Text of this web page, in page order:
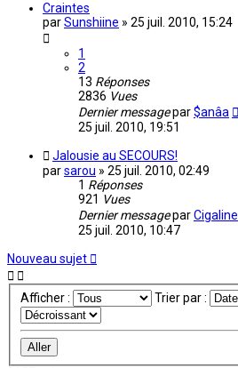
Craintes
parSunshiine » 25 juil. 2010, 15:24
1
2
13 Réponses
2836 Vues
Dernier messagepar$anâa
25 juil. 2010, 19:51
Jalousie au SECOURS!
parsarou » 25 juil. 2010, 02:49
1 Réponses
921 Vues
Dernier messageparCigaline
25 juil. 2010, 10:47
Nouveau sujet
Afficher : Trier par :